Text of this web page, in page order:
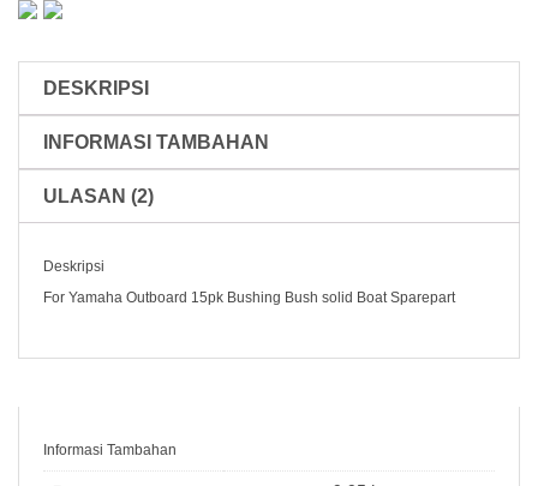
15PK
15PKDESKRIPSI
INFORMASI TAMBAHAN
ULASAN (2)
Deskripsi
For Yamaha Outboard 15pk Bushing Bush solid Boat Sparepart
Informasi Tambahan